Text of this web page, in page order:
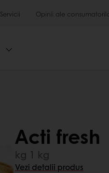
Servicii Opinii ale
Acti fresh
kg 1 kg
Vezi detalii produs